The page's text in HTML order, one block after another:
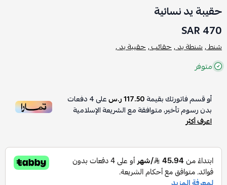
حقيبة يد نسائية
470 SAR
شنط ,شنطة يد ,حقائب ,حقيبة يد ,
متوفر
أو قسم فاتورتك بقيمة117.50 ر.س على4دفعات
بدون رسوم تأخير، متوافقة مع الشريعة الإسلامية
اعرف أكثر